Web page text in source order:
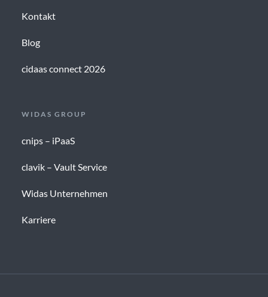
Kontakt
Blog
cidaas connect 2026
WIDAS GROUP
cnips – iPaaS
clavik – Vault Service
Widas Unternehmen
Karriere